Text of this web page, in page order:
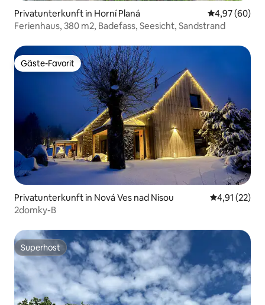
Privatunterkunft in Horní Planá
4,97 (60)
Ferienhaus, 380 m2, Badefass, Seesicht, Sandstrand
Gäste-Favorit
Gäste-Favorit
Privatunterkunft in Nová Ves nad Nisou
4,91 (22)
2domky-B
Superhost
Superhost